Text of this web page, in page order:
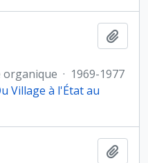
organique · 1969-1977
Village à l'État au